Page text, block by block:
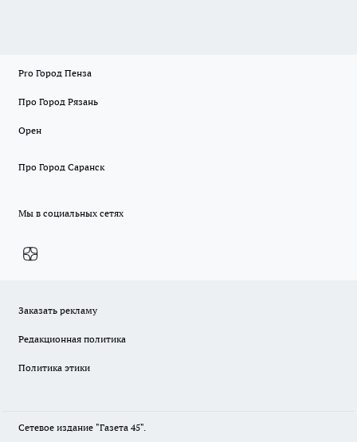
Pro Город Пенза
Про Город Рязань
Орен
Про Город Саранск
Мы в социальных сетях
Заказать рекламу
Редакционная политика
Политика этики
Сетевое издание "Газета 45".